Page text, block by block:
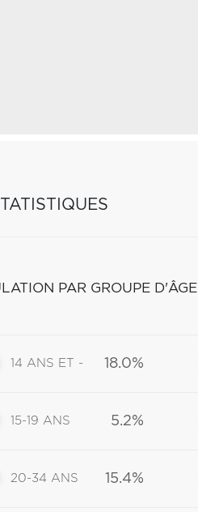
PAR GROUPE D'ÂGE
14 ANS ET - 18.0%
15-19 ANS 5.2%
20-34 ANS 15.4%